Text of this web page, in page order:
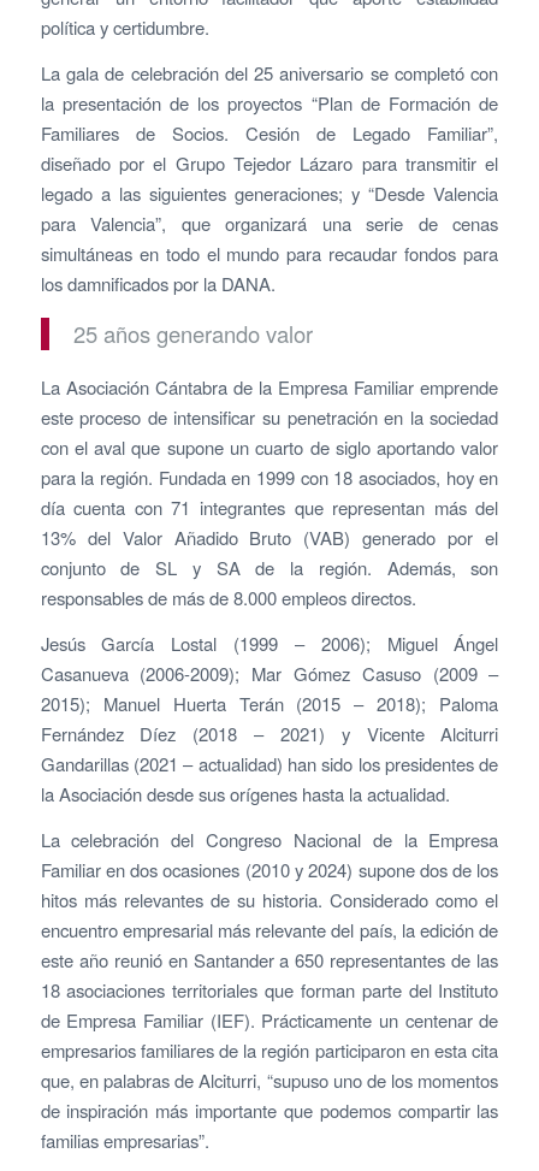
política y certidumbre.
La gala de celebración del 25 aniversario se completó con
la presentación de los proyectos “Plan de Formación de
Familiares de Socios. Cesión de Legado Familiar”,
diseñado por el Grupo Tejedor Lázaro para transmitir el
legado a las siguientes generaciones; y “Desde Valencia
para Valencia”, que organizará una serie de cenas
simultáneas en todo el mundo para recaudar fondos para
los damnificados por la DANA.
25 años generando valor
La Asociación Cántabra de la Empresa Familiar emprende
este proceso de intensificar su penetración en la sociedad
con el aval que supone un cuarto de siglo aportando valor
para la región. Fundada en 1999 con 18 asociados, hoy en
día cuenta con 71 integrantes que representan más del
13% del Valor Añadido Bruto (VAB) generado por el
conjunto de SL y SA de la región. Además, son
responsables de más de 8.000 empleos directos.
Jesús García Lostal (1999 – 2006); Miguel Ángel
Casanueva (2006-2009); Mar Gómez Casuso (2009 –
2015); Manuel Huerta Terán (2015 – 2018); Paloma
Fernández Díez (2018 – 2021) y Vicente Alciturri
Gandarillas (2021 – actualidad) han sido los presidentes de
la Asociación desde sus orígenes hasta la actualidad.
La celebración del Congreso Nacional de la Empresa
Familiar en dos ocasiones (2010 y 2024) supone dos de los
hitos más relevantes de su historia. Considerado como el
encuentro empresarial más relevante del país, la edición de
este año reunió en Santander a 650 representantes de las
18 asociaciones territoriales que forman parte del Instituto
de Empresa Familiar (IEF). Prácticamente un centenar de
empresarios familiares de la región participaron en esta cita
que, en palabras de Alciturri, “supuso uno de los momentos
de inspiración más importante que podemos compartir las
familias empresarias”.